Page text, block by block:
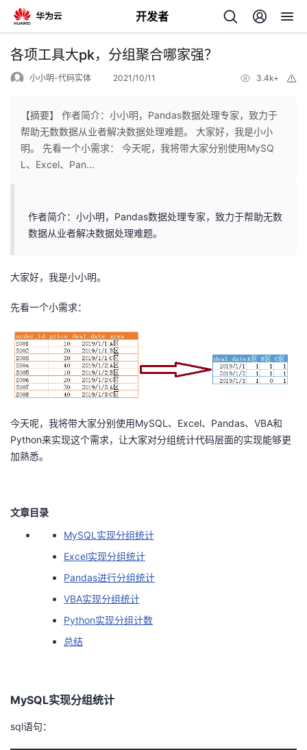
开发者
返
个
者
我
的
博
客
我
的
论
我
的
我
者
学
支
持
各项工具大pk，分组聚合哪家强？
小小明-代码实体 2021/10/11 3.4k+
【摘要】 作者简介：小小明，Pandas数据处理专家，致力于
帮助无数数据从业者解决数据处理难题。 大家好，我是小小
明。 先看一个小需求： 今天呢，我将带大家分别使用MySQ
L、Excel、Pan...
作者简介：小小明，Pandas数据处理专家，致力于帮助无数
数据从业者解决数据处理难题。
大家好，我是小小明。
先看一个小需求：
今天呢，我将带大家分别使用MySQL、Excel、Pandas、VBA和
Python来实现这个需求，让大家对分组统计代码层面的实现能够更
加熟悉。
文章目录
MySQL实现分组统计
Excel实现分组统计
Pandas进行分组统计
VBA实现分组统计
Python实现分组计数
总结
MySQL实现分组统计
sql语句：